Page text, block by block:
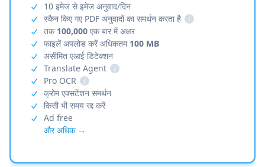
10 इमेज से इमेज अनुवाद/दिन
स्कैन किए गए PDF अनुवादों का समर्थन करता है
i
तक 100,000 एक बार में अक्षर
फाइलें अपलोड करें अधिकतम 100 MB
असीमित एआई डिटेक्शन
Translate Agent
i
Pro OCR
i
क्रोम एक्सटेंशन समर्थन
किसी भी समय रद्द करें
Ad free
और अधिक →